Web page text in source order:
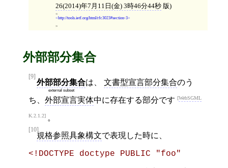
26(2014)年7月11日(金) 3時46分44秒版)
<
http://tools.ietf.org/html/rfc3023#section-3
>
外部部分集合
[9]
外部部分集合
external subset
は、 文書型宣言部分集合のう
ち、 外部宣言実体中に存在する部分です WebSGML
K.2.1.2 。
[10]
規格参照具象構文で表現した時に、
<!DOCTYPE doctype PUBLIC "foo"